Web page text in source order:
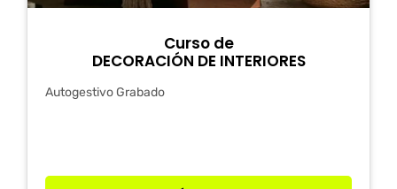
Curso de
DECORACIÓN DE INTERIORES
Autogestivo Grabado